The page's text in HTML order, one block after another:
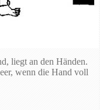
liegt an den Händen.
wenn die Hand voll